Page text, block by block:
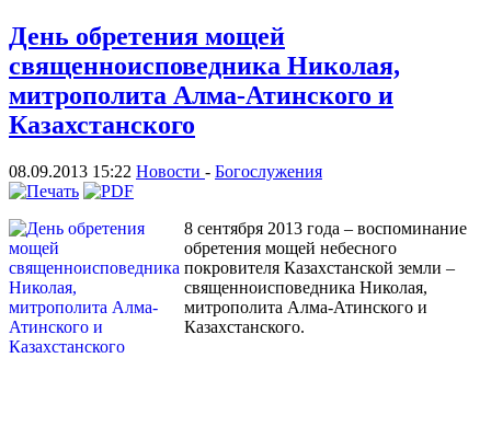
День обретения мощей
священноисповедника Николая,
митрополита Алма-Атинского и
Казахстанского
08.09.2013 15:22 Новости - Богослужения
8 сентября 2013 года – воспоминание
обретения мощей небесного
покровителя Казахстанской земли –
священноисповедника Николая,
митрополита Алма-Атинского и
Казахстанского.